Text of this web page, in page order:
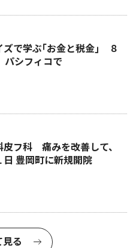
で学ぶ｢お金と税金｣ ８
パシフィコで
皮フ科 痛みを改善して、
豊岡町に新規開院
見る